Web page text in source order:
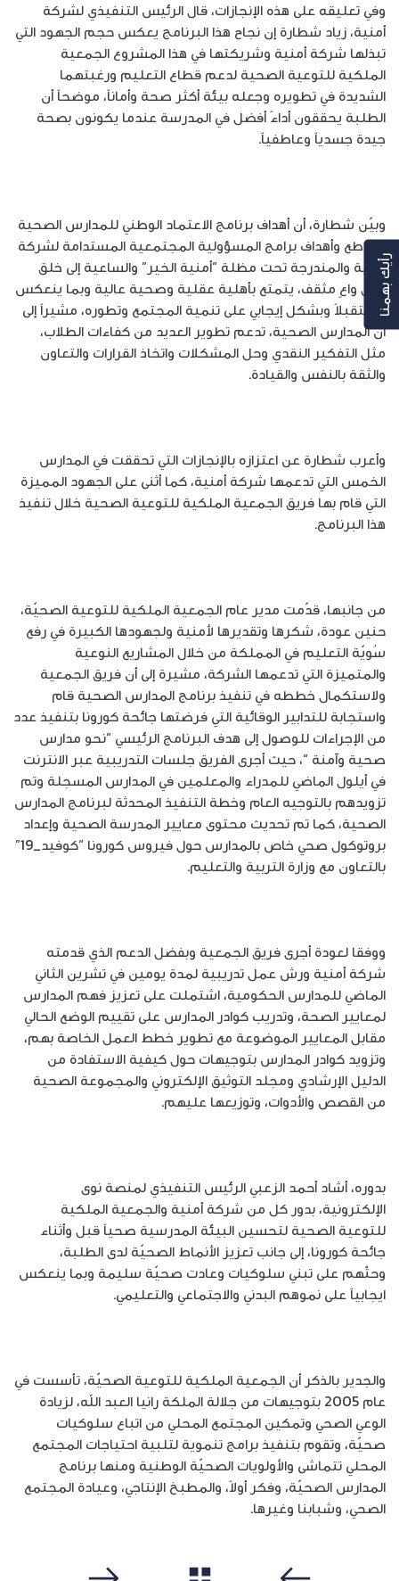
وفي تعليقه على هذه الإنجازات، قال الرئيس التنفيذي لشركة
أمنية، زياد شطارة إن نجاح هذا البرنامج يعكس حجم الجهود التي
تبذلها شركة أمنية وشريكتها في هذا المشروع الجمعية
الملكية للتوعية الصحية لدعم قطاع التعليم ورغبتهما
الشديدة في تطويره وجعله بيئة أكثر صحة وأماناً، موضحاً أن
الطلبة يحققون أداءً أفضل في المدرسة عندما يكونون بصحة
جيدة جسدياً وعاطفياً.
وبيّن شطارة، أن أهداف برنامج الاعتماد الوطني للمدارس الصحية
تتقاطع وأهداف برامج المسؤولية المجتمعية المستدامة لشركة
أمنية والمندرجة تحت مظلة “أمنية الخير” والساعية إلى خلق
جيل واعٍ مثقف، يتمتع بأهلية عقلية وصحية عالية وبما ينعكس
مستقبلاً وبشكل إيجابي على تنمية المجتمع وتطوره، مشيراً إلى
أن المدارس الصحية، تدعم تطوير العديد من كفاءات الطلاب،
مثل التفكير النقدي وحل المشكلات واتخاذ القرارات والتعاون
والثقة بالنفس والقيادة.
وأعرب شطارة عن اعتزازه بالإنجازات التي تحققت في المدارس
الخمس التي تدعمها شركة أمنية، كما أثنى على الجهود المميزة
التي قام بها فريق الجمعية الملكية للتوعية الصحية خلال تنفيذ
هذا البرنامج.
من جانبها، قدّمت مدير عام الجمعية الملكية للتوعية الصحيّة،
حنين عودة، شكرها وتقديرها لأمنية ولجهودها الكبيرة في رفع
سُويّة التعليم في المملكة من خلال المشاريع النوعية
والمتميزة التي تدعمها الشركة، مشيرة إلى أن فريق الجمعية
ولاستكمال خططه في تنفيذ برنامج المدارس الصحية قام
واستجابة للتدابير الوقائية التي فرضتها جائحة كورونا بتنفيذ عدد
من الإجراءات للوصول إلى هدف البرنامج الرئيسي “نحو مدارس
صحية وآمنة “، حيث أجرى الفريق جلسات التدريبية عبر الانترنت
في أيلول الماضي للمدراء والمعلمين في المدارس المسجلة وتم
تزويدهم بالتوجيه العام وخطة التنفيذ المحدثة لبرنامج المدارس
الصحية، كما تم تحديث محتوى معايير المدرسة الصحية وإعداد
بروتوكول صحي خاص بالمدارس حول فيروس كورونا “كوفيد_19”
بالتعاون مع وزارة التربية والتعليم.
ووفقا لعودة أجرى فريق الجمعية وبفضل الدعم الذي قدمته
شركة أمنية ورش عمل تدريبية لمدة يومين في تشرين الثاني
الماضي للمدارس الحكومية، اشتملت على تعزيز فهم المدارس
لمعايير الصحة، وتدريب كوادر المدارس على تقييم الوضع الحالي
مقابل المعايير الموضوعة مع تطوير خطط العمل الخاصة بهم،
وتزويد كوادر المدارس بتوجيهات حول كيفية الاستفادة من
الدليل الإرشادي ومجلد التوثيق الإلكتروني والمجموعة الصحية
من القصص والأدوات، وتوزيعها عليهم.
بدوره، أشاد أحمد الزعبي الرئيس التنفيذي لمنصة نوى
الإلكترونية، بدور كل من شركة أمنية والجمعية الملكية
للتوعية الصحية لتحسين البيئة المدرسية صحياً قبل وأثناء
جائحة كورونا، إلى جانب تعزيز الأنماط الصحيّة لدى الطلبة،
وحثّهم على تبني سلوكيات وعادت صحيّة سليمة وبما ينعكس
ايجابياً على نموهم البدني والاجتماعي والتعليمي.
والجدير بالذكر أن الجمعية الملكية للتوعية الصحيّة، تأسست في
عام 2005 بتوجيهات من جلالة الملكة رانيا العبد الله، لزيادة
الوعي الصحي وتمكين المجتمع المحلي من اتباع سلوكيات
صحيّة، وتقوم بتنفيذ برامج تنموية لتلبية احتياجات المجتمع
المحلي تتماشى والأولويات الصحيّة الوطنية ومنها برنامج
المدارس الصحيّة، وفكر أولاً، والمطبخ الإنتاجي، وعيادة المجتمع
الصحي، وشبابنا وغيرها.
رأيك بهمنا